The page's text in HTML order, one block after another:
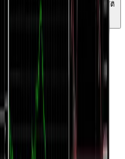
ว่า 15,000 รายเพื่อการซื้อขายอัตโนมัติ